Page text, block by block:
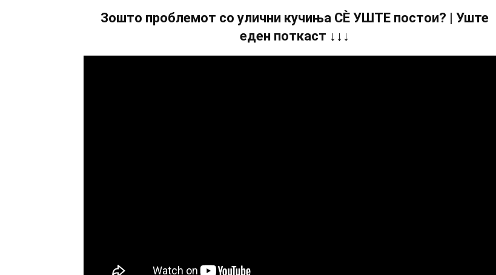
Зошто проблемот со улични кучиња СÈ УШТЕ постои? | Уште
еден поткаст ↓↓↓